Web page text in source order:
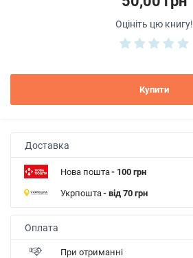
Оцініть цю книгу!
Купити
Доставка
Нова пошта- 100 грн
Укрпошта- від 70 грн
Оплата
При отриманні